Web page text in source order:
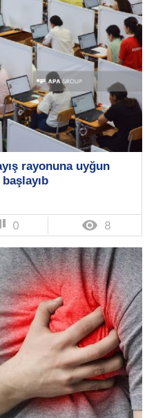
rayonuna uyğun
0  8